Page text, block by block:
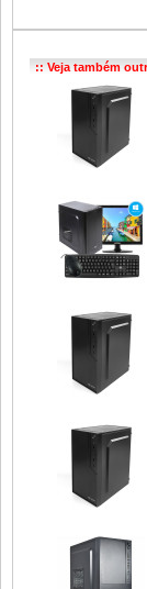
:: Veja também